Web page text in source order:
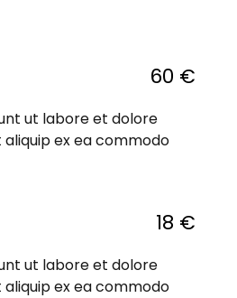
60 €
ut labore et dolore
ex ea commodo
18 €
ut labore et dolore
ex ea commodo